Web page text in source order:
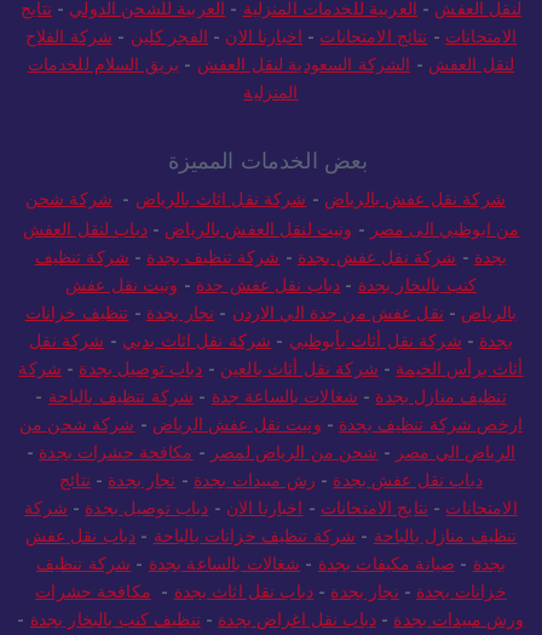
لنقل العفش - العربية للخدمات المنزلية - العربية للشحن الدولي - نتايج
الامتحانات - نتائج الامتحانات - اخبارنا الان - الفجر كلين - شركة الفلاح
لنقل العفش - الشركة السعودية لنقل العفش - بريق السلام للخدمات
المنزلية
بعض الخدمات المميزة
شركة نقل عفش بالرياض - شركة نقل اثاث بالرياض - شركة شحن
من ابوظبي الى مصر - ونيت لنقل العفش بالرياض -دباب لنقل العفش
بجدة - شركة نقل عفش بجدة - شركة تنظيف بجدة - شركة تنظيف
كنب بالبخار بجدة - دباب نقل عفش جدة - ونيت نقل عفش
بالرياض - نقل عفش من جدة الي الاردن - نجار بجدة - تنظيف خزانات
بجدة - شركة نقل أثاث بأبوظبي - شركة نقل اثاث بدبي - شركة نقل
أثاث برأس الخيمة - شركة نقل أثاث بالعين - دباب توصيل بجدة - شركة
تنظيف منازل بجدة - شغالات بالساعة جدة - شركة تنظيف بالباحة -
ارخص شركة تنظيف بجدة - ونيت نقل عفش الرياض - شركة شحن من
الرياض الي مصر - شحن من الرياض لمصر - مكافحة حشرات بجدة -
دباب نقل عفش بجدة - رش مبيدات بجدة - نجار بجدة - نتائج
الامتحانات - نتايج الامتحانات - اخبارنا الان - دباب توصيل بجدة - شركة
تنظيف منازل بالباحة - شركة تنظيف خزانات بالباحة - دباب نقل عفش
بجدة - صيانة مكيفات بجدة - شغالات بالساعة بجدة - شركة تنظيف
خزانات بجدة - نجار بجدة - دباب نقل اثاث بجدة - مكافحة حشرات
ورش مبيدات بجدة -دباب نقل اغراض بجدة -تنظيف كنب بالبخار بجدة -